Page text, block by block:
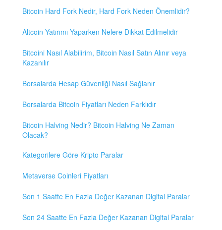
Bitcoin Hard Fork Nedir, Hard Fork Neden Önemlidir?
Altcoin Yatırımı Yaparken Nelere Dikkat Edilmelidir
Bitcoini Nasıl Alabilirim, Bitcoin Nasıl Satın Alınır veya
Kazanılır
Borsalarda Hesap Güvenliği Nasıl Sağlanır
Borsalarda Bitcoin Fiyatları Neden Farklıdır
Bitcoin Halving Nedir? Bitcoin Halving Ne Zaman
Olacak?
Kategorilere Göre Kripto Paralar
Metaverse Coinleri Fiyatları
Son 1 Saatte En Fazla Değer Kazanan Digital Paralar
Son 24 Saatte En Fazla Değer Kazanan Digital Paralar